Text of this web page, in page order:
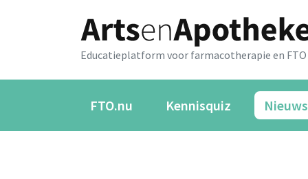
Educatieplatform voor farmacotherapie en FTO
FTO.nu Kennisquiz Nieuws